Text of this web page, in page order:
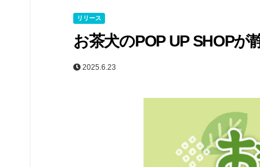
リリース
お茶犬のPOP UP SHOP
2025.6.23